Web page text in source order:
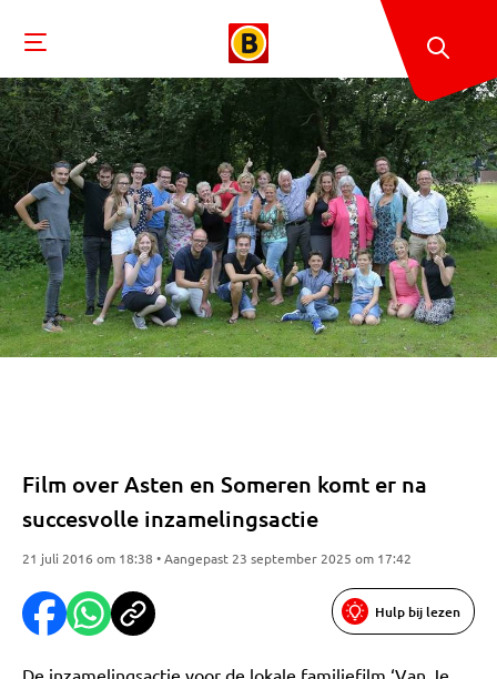
Film over Asten en Someren komt er na
succesvolle inzamelingsactie
21 juli 2016 om 18:38 • Aangepast 23 september 2025 om 17:42
Hulp bij lezen
De inzamelingsactie voor de lokale familiefilm ‘Van Je